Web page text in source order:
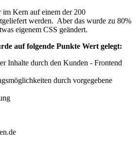
im Kern auf einem der 200
werden. Aber das wurde zu 80%
eigenem CSS geändert.
auf folgende Punkte Wert gelegt:
Inhalte durch den Kunden - Frontend
durch vorgegebene